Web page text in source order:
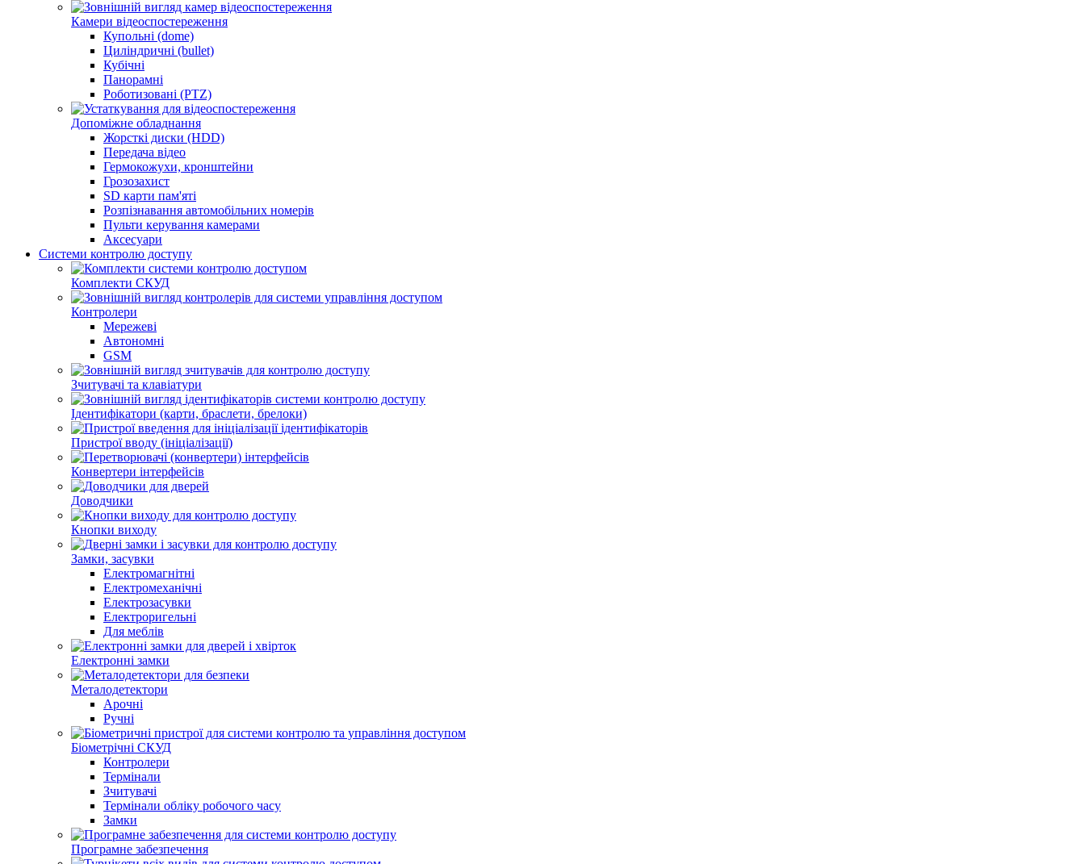
Камери відеоспостереження
Купольні (dome)
Циліндричні (bullet)
Кубічні
Панорамні
Роботизовані (PTZ)
Допоміжне обладнання
Жорсткі диски (HDD)
Передача відео
Гермокожухи, кронштейни
Грозозахист
SD карти пам'яті
Розпізнавання автомобільних номерів
Пульти керування камерами
Aксесуари
Системи контролю доступу
Комплекти СКУД
Контролери
Мережеві
Автономні
GSM
Зчитувачі та клавіатури
Ідентифікатори (карти, браслети, брелоки)
Пристрої вводу (ініціалізації)
Конвертери інтерфейсів
Доводчики
Кнопки виходу
Замки, засувки
Електромагнітні
Електромеханічні
Електрозасувки
Електроригельні
Для меблів
Електронні замки
Металодетектори
Арочні
Ручні
Біометрічні СКУД
Контролери
Термінали
Зчитувачі
Термінали обліку робочого часу
Замки
Програмне забезпечення